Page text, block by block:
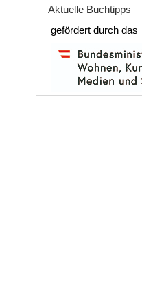
Aktuelle Buchtipps
gefördert durch das